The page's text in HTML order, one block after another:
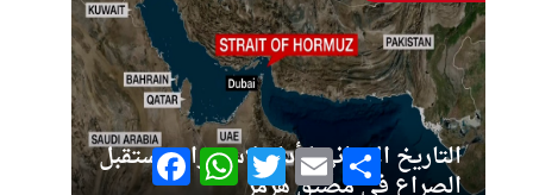
التاريخ الإيراني كأداة لاستقراء مستقبل
FacebookWhatsAppTwitter Email Share